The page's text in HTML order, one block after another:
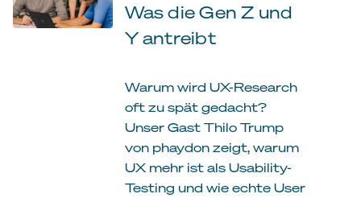
Was die Gen Z und
Y antreibt
Warum wird UX-Research
oft zu spät gedacht?
Unser Gast Thilo Trump
von phaydon zeigt, warum
UX mehr ist als Usability-
Testing und wie echte User